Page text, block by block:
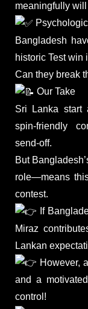
meaningfully
Bangladesh
historic Test win
Can they break
Our Take
Sri Lanka start
spin-friendly
send-off.
But
role—means
contest.
If
Miraz
Lankan
However,
and a
control!